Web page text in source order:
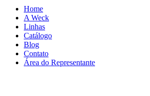
Home
A Weck
Linhas
Catálogo
Blog
Contato
Área do Representante